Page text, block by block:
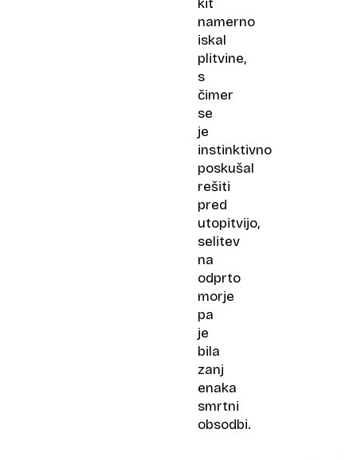
kit
namerno
iskal
plitvine,
s
čimer
se
je
instinktivno
poskušal
rešiti
pred
utopitvijo,
selitev
na
odprto
morje
pa
je
bila
zanj
enaka
smrtni
obsodbi.